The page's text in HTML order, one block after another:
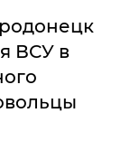
ВСУ в